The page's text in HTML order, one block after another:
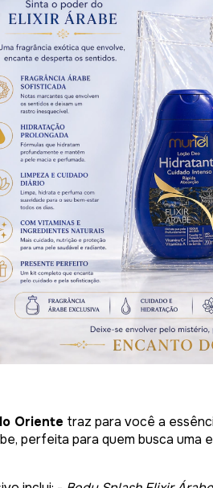
Oriente traz para você a
perfeita para quem busca uma